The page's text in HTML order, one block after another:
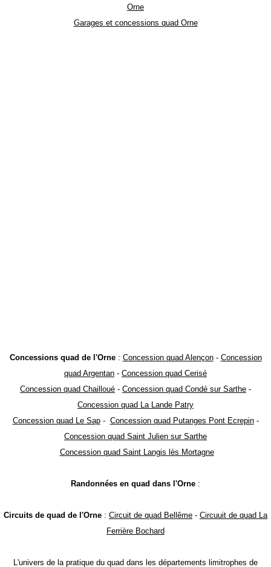
Orne
Garages et concessions quad Orne
Concessions quad de l'Orne: Concession quad Alençon- Concession
quad Argentan - Concession quad Cerisé
Concession quad Chailloué - Concession quad Condé sur Sarthe -
Concession quad La Lande Patry
Concession quad Le Sap- Concession quad Putanges Pont Ecrepin-
Concession quad Saint Julien sur Sarthe
Concession quad Saint Langis lès Mortagne
Randonnées en quad dans l'Orne :
Circuits de quad de l'Orne : Circuit de quad Bellême - Circuuit de quad La
Ferrière Bochard
L'univers de la pratique du quad dans les départements limitrophes de